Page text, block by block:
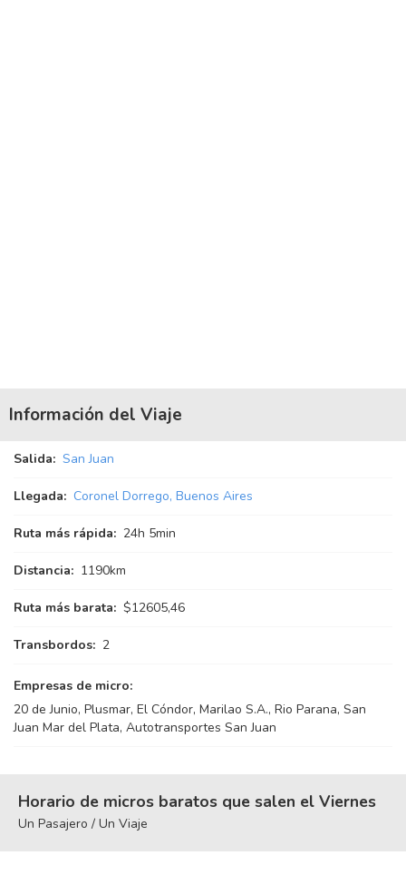
Información del Viaje
Salida: San Juan
Llegada: Coronel Dorrego, Buenos Aires
Ruta más rápida: 24h 5min
Distancia: 1190km
Ruta más barata: $12605,46
Transbordos: 2
Empresas de micro:
20 de Junio, Plusmar, El Cóndor, Marilao S.A., Rio Parana, San
Juan Mar del Plata, Autotransportes San Juan
Horario de micros baratos que salen el Viernes
Un Pasajero / Un Viaje